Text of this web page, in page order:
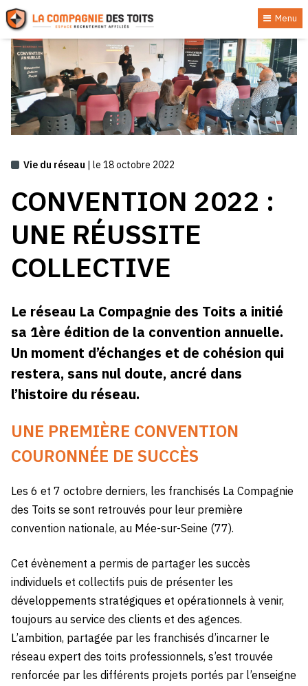
Menu
Vie du réseau | le 18 octobre 2022
CONVENTION 2022 :
UNE RÉUSSITE
COLLECTIVE
Le réseau La Compagnie des Toits a initié
sa 1ère édition de la convention annuelle.
Un moment d’échanges et de cohésion qui
restera, sans nul doute, ancré dans
l’histoire du réseau.
UNE PREMIÈRE CONVENTION
COURONNÉE DE SUCCÈS
Les 6 et 7 octobre derniers, les franchisés La Compagnie
des Toits se sont retrouvés pour leur première
convention nationale, au Mée-sur-Seine (77).
Cet évènement a permis de partager les succès
individuels et collectifs puis de présenter les
développements stratégiques et opérationnels à venir,
toujours au service des clients et des agences.
L’ambition, partagée par les franchisés d’incarner le
réseau expert des toits professionnels, s’est trouvée
renforcée par les différents projets portés par l’enseigne